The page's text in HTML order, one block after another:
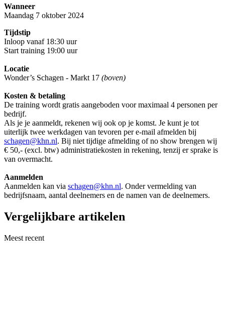
Wanneer
Maandag 7 oktober 2024
Tijdstip
Inloop vanaf 18:30 uur
Start training 19:00 uur
Locatie
Wonder’s Schagen - Markt 17 (boven)
Kosten & betaling
De training wordt gratis aangeboden voor maximaal 4 personen per
bedrijf.
Als je je aanmeldt, rekenen wij ook op je komst. Je kunt je tot
uiterlijk twee werkdagen van tevoren per e-mail afmelden bij
schagen@khn.nl. Bij niet tijdige afmelding of no show brengen wij
€ 50,- (excl. btw) administratiekosten in rekening, tenzij er sprake is
van overmacht.
Aanmelden
Aanmelden kan via schagen@khn.nl. Onder vermelding van
bedrijfsnaam, aantal deelnemers en de namen van de deelnemers.
Vergelijkbare artikelen
Meest recent